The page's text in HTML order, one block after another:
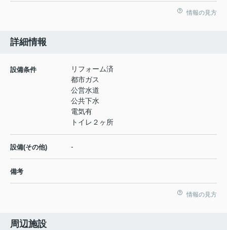
情報の見方
詳細情報
設備条件
リフォーム済
都市ガス
公営水道
公共下水
電気有
トイレ２ヶ所
設備(その他) -
備考
情報の見方
周辺施設